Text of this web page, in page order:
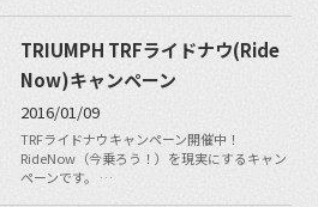
TRIUMPH TRFライドナウ(Ride
Now)キャンペーン
2016/01/09
TRFライドナウキャンペーン開催中！
RideNow（今乗ろう！）を現実にするキャン
ペーンです。 …